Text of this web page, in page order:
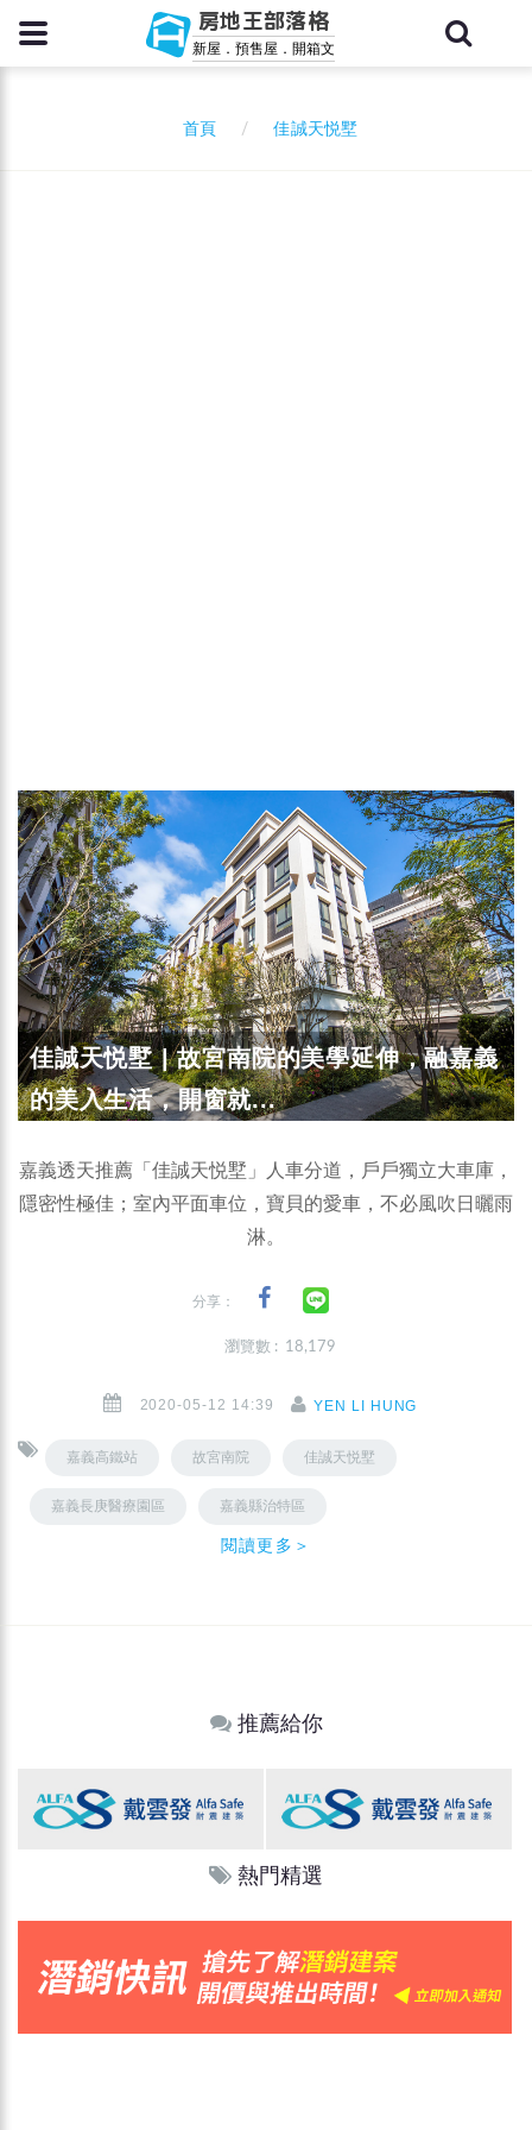
房地王部落格
新屋．預售屋．開箱文
首頁 佳誠天悦墅
佳誠天悦墅 | 故宮南院的美學延伸，融嘉義
的美入生活，開窗就...
嘉義透天推薦「佳誠天悦墅」人車分道，戶戶獨立大車庫，
隱密性極佳；室內平面車位，寶貝的愛車，不必風吹日曬雨
淋。
分享：
瀏覽數 : 18,179
2020-05-12 14:39 YEN LI HUNG
嘉義高鐵站 故宮南院 佳誠天悦墅
嘉義長庚醫療園區 嘉義縣治特區
閱讀更多＞
推薦給你
熱門精選